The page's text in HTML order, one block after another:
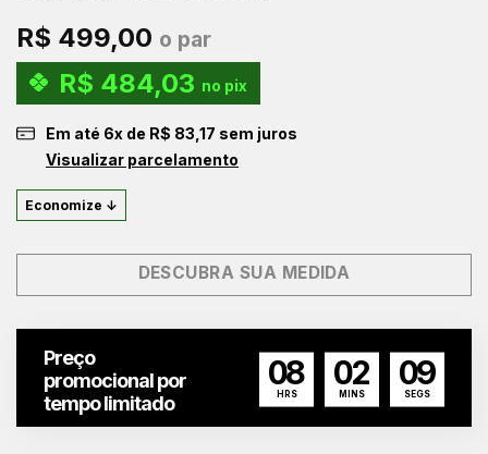
R$ 499,00 o par
R$ 484,03 no pix
Em até 6x de R$ 83,17 sem juros
Visualizar parcelamento
Economize ↓
DESCUBRA SUA MEDIDA
Preço
promocional por
tempo limitado
08
HRS
02
MINS
09
SEGS